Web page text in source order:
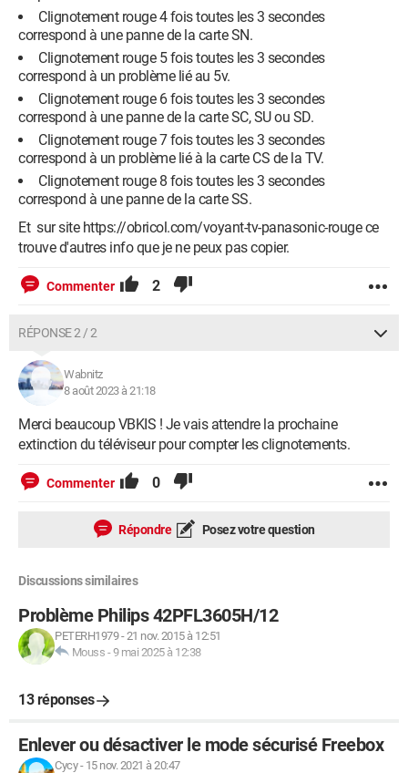
Clignotement rouge 4 fois toutes les 3 secondes
correspond à une panne de la carte SN.
Clignotement rouge 5 fois toutes les 3 secondes
correspond à un problème lié au 5v.
Clignotement rouge 6 fois toutes les 3 secondes
correspond à une panne de la carte SC, SU ou SD.
Clignotement rouge 7 fois toutes les 3 secondes
correspond à un problème lié à la carte CS de la TV.
Clignotement rouge 8 fois toutes les 3 secondes
correspond à une panne de la carte SS.
Et sur site https://obricol.com/voyant-tv-panasonic-rouge ce
trouve d'autres info que je ne peux pas copier.
Commenter 2
RÉPONSE 2 / 2
Wabnitz
8 août 2023 à 21:18
Merci beaucoup VBKIS ! Je vais attendre la prochaine
extinction du téléviseur pour compter les clignotements.
Commenter 0
Répondre Posez votre question
Discussions similaires
Problème Philips 42PFL3605H/12
PETERH1979-21 nov. 2015 à 12:51
Mouss -9 mai 2025 à 12:38
13 réponses
Enlever ou désactiver le mode sécurisé Freebox
Cycy- 15 nov. 2021 à 20:47